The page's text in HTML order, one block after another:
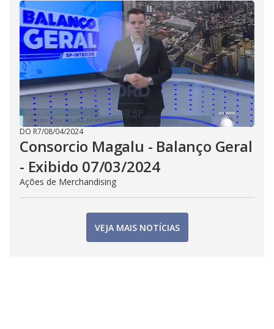
DO R7/08/04/2024
Consorcio Magalu - Balanço Geral
- Exibido 07/03/2024
Ações de Merchandising
VEJA MAIS NOTÍCIAS